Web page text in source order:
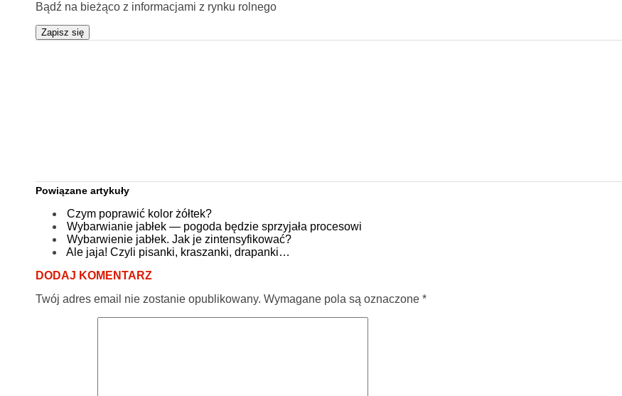
Bądź na bieżąco z informacjami z rynku rolnego
Zapisz się
Powiązane artykuły
Czym poprawić kolor żółtek?
Wybarwianie jabłek — pogoda będzie sprzyjała procesowi
Wybarwienie jabłek. Jak je zintensyfikować?
Ale jaja! Czyli pisanki, kraszanki, drapanki…
DODAJ KOMENTARZ
Twój adres email nie zostanie opublikowany. Wymagane pola są oznaczone *